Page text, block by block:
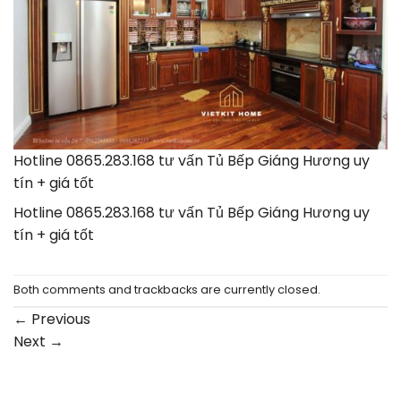
Hotline 0865.283.168 tư vấn Tủ Bếp Giáng Hương uy
tín + giá tốt
Hotline 0865.283.168 tư vấn Tủ Bếp Giáng Hương uy
tín + giá tốt
Both comments and trackbacks are currently closed.
← Previous
Next →